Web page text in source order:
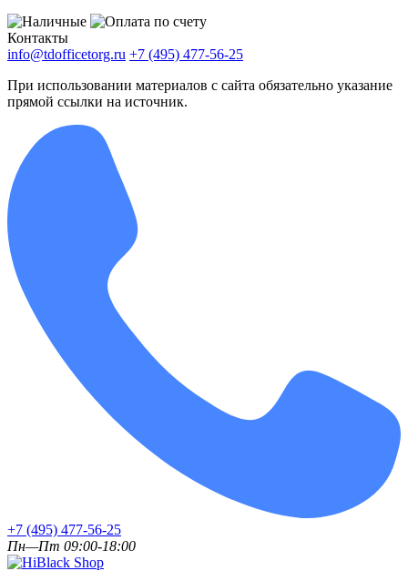
Контакты
info@tdofficetorg.ru +7 (495) 477-56-25
При использовании материалов с сайта обязательно указание
прямой ссылки на источник.
+7 (495) 477-56-25
Пн—Пт 09:00-18:00